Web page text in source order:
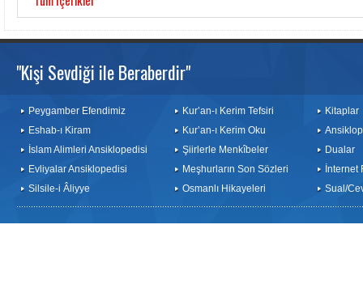
"Kişi Sevdiği ile Beraberdir"
Peygamber Efendimiz
Eshab-ı Kiram
İslam Alimleri Ansiklopedisi
Evliyalar Ansiklopedisi
Silsile-i Âliyye
Kur’an-ı Kerim Tefsiri
Kur’an-ı Kerim Oku
Şiirlerle Menkîbeler
Meşhurların Son Sözleri
Osmanlı Hikayeleri
Kitaplar
Dualar
İnternet
Sual/